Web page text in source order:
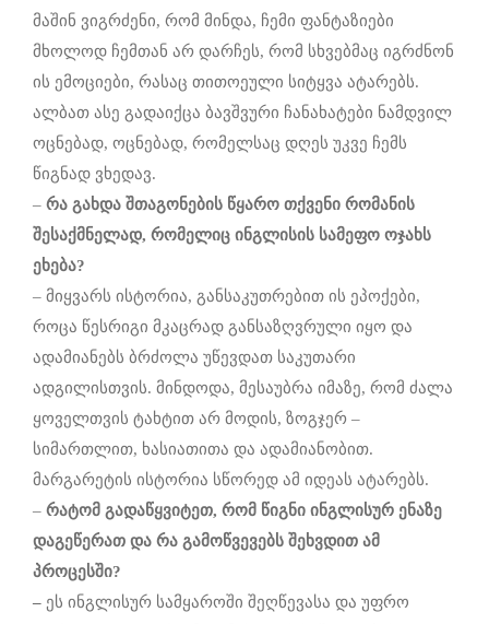
მაშინ ვიგრძენი, რომ მინდა, ჩემი ფანტაზიები
მხოლოდ ჩემთან არ დარჩეს, რომ სხვებმაც იგრძნონ
ის ემოციები, რასაც თითოეული სიტყვა ატარებს.
ალბათ ასე გადაიქცა ბავშვური ჩანახატები ნამდვილ
ოცნებად, ოცნებად, რომელსაც დღეს უკვე ჩემს
წიგნად ვხედავ.
– რა გახდა შთაგონების წყარო თქვენი რომანის
შესაქმნელად, რომელიც ინგლისის სამეფო ოჯახს
ეხება?
– მიყვარს ისტორია, განსაკუთრებით ის ეპოქები,
როცა წესრიგი მკაცრად განსაზღვრული იყო და
ადამიანებს ბრძოლა უწევდათ საკუთარი
ადგილისთვის. მინდოდა, მესაუბრა იმაზე, რომ ძალა
ყოველთვის ტახტით არ მოდის, ზოგჯერ –
სიმართლით, ხასიათითა და ადამიანობით.
მარგარეტის ისტორია სწორედ ამ იდეას ატარებს.
– რატომ გადაწყვიტეთ, რომ წიგნი ინგლისურ ენაზე
დაგეწერათ და რა გამოწვევებს შეხვდით ამ
პროცესში?
– ეს ინგლისურ სამყაროში შეღწევასა და უფრო